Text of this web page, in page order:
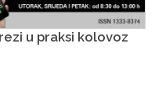
u praksi kolovoz